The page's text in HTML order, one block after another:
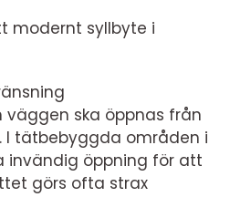
modernt syllbyte i
ska öppnas från
I tätbebyggda områden i
invändig öppning för att
görs ofta strax